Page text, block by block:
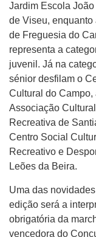
Jardim Escola
de Viseu, enquanto
de Freguesia do
representa a
juvenil. Já na
sénior desfilam o
Cultural do Campo,
Associação
Recreativa de
Centro Social
Recreativo e
Leões da Beira.
Uma das
edição será a
obrigatória da
vencedora do